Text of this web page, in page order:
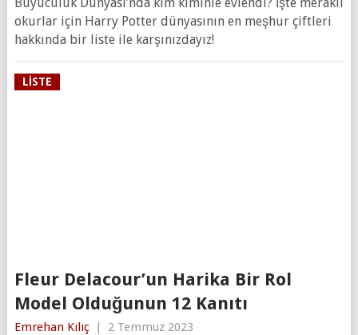
Büyücülük Dünyası’nda kim kiminle evlendi? İşte meraklı
okurlar için Harry Potter dünyasının en meşhur çiftleri
hakkında bir liste ile karşınızdayız!
LISTE
Fleur Delacour’un Harika Bir Rol
Model Olduğunun 12 Kanıtı
Emrehan Kılıç | 2 Temmuz 2023